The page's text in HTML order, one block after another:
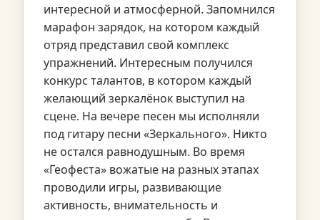
интересной и атмосферной. Запомнился
марафон зарядок, на котором каждый
отряд представил свой комплекс
упражнений. Интересным получился
конкурс талантов, в котором каждый
желающий зеркалёнок выступил на
сцене. На вечере песен мы исполняли
под гитару песни «Зеркального». Никто
не остался равнодушным. Во время
«Геофеста» вожатые на разных этапах
проводили игры, развивающие
активность, внимательность и